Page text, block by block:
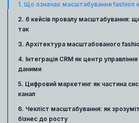
1. Що означає масштабування fashion
2. 6 кейсів провалу масштабування:
так
3. Архітектура масштабованого
4. Інтеграція CRM як центр
даними
5. Цифровий маркетинг як частина
канал
6. Чекліст масштабування: як
бізнес до росту